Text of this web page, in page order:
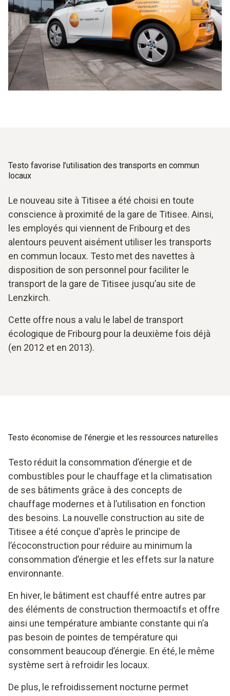
Testo favorise l’utilisation des transports en commun
locaux
Le nouveau site à Titisee a été choisi en toute
conscience à proximité de la gare de Titisee. Ainsi,
les employés qui viennent de Fribourg et des
alentours peuvent aisément utiliser les transports
en commun locaux. Testo met des navettes à
disposition de son personnel pour faciliter le
transport de la gare de Titisee jusqu’au site de
Lenzkirch.
Cette offre nous a valu le label de transport
écologique de Fribourg pour la deuxième fois déjà
(en 2012 et en 2013).
Testo économise de l’énergie et les ressources naturelles
Testo réduit la consommation d’énergie et de
combustibles pour le chauffage et la climatisation
de ses bâtiments grâce à des concepts de
chauffage modernes et à l’utilisation en fonction
des besoins. La nouvelle construction au site de
Titisee a été conçue d'après le principe de
l’écoconstruction pour réduire au minimum la
consommation d’énergie et les effets sur la nature
environnante.
En hiver, le bâtiment est chauffé entre autres par
des éléments de construction thermoactifs et offre
ainsi une température ambiante constante qui n’a
pas besoin de pointes de température qui
consomment beaucoup d’énergie. En été, le même
système sert à refroidir les locaux.
De plus, le refroidissement nocturne permet